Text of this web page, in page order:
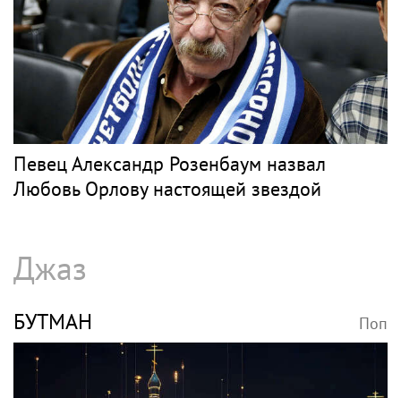
Певец Александр Розенбаум назвал
Любовь Орлову настоящей звездой
Джаз
БУТМАН Поп